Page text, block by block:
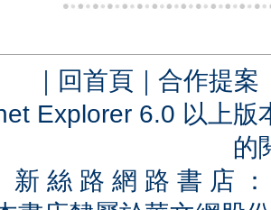
｜ 回首頁 ｜ 合作提案
Explorer 6.0 以上
的
新 絲 路 網 路 書 店